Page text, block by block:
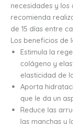
necesidades y
recomienda
de 15 días entre
Los beneficios de
Estimula la
colágeno y
elasticidad de
Aporta
que le da un
Reduce las
las manchas y